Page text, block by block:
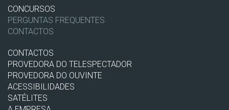
CONCURSOS
PERGUNTAS FREQUENTES
CONTACTOS
CONTACTOS
PROVEDORA DO TELESPECTADOR
PROVEDORA DO OUVINTE
ACESSIBILIDADES
SATÉLITES